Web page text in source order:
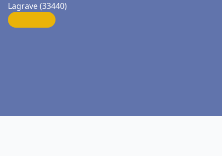
Lagrave (33440)